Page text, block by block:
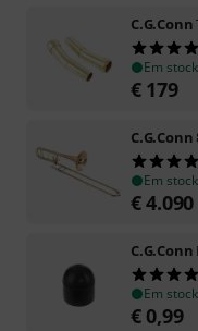
C.G.Conn
Em stock
€ 179
C.G.Conn
Em stock
€4.090
C.G.Conn
Em stock
€ 0,99